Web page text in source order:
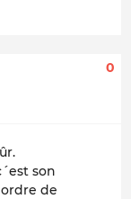
0
son
de